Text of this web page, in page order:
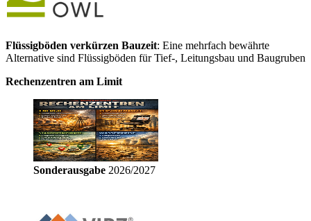
Flüssigböden verkürzen Bauzeit: Eine mehrfach bewährte
Alternative sind Flüssigböden für Tief-, Leitungsbau und Baugruben
Rechenzentren am Limit
Sonderausgabe 2026/2027